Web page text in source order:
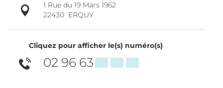
1 Rue du 19 Mars 1962
22430 ERQUY
Cliquez pour afficher le(s) numéro(s)
02 96 63▒▒ ▒▒ ▒▒